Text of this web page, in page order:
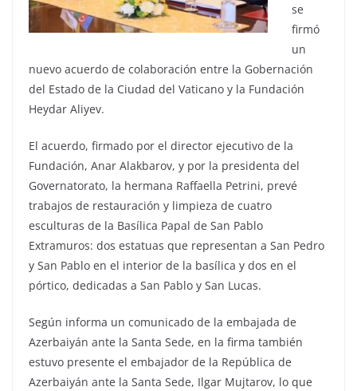
se
firmó
un
nuevo acuerdo de colaboración entre la Gobernación
del Estado de la Ciudad del Vaticano y la Fundación
Heydar Aliyev.
El acuerdo, firmado por el director ejecutivo de la
Fundación, Anar Alakbarov, y por la presidenta del
Governatorato, la hermana Raffaella Petrini, prevé
trabajos de restauración y limpieza de cuatro
esculturas de la Basílica Papal de San Pablo
Extramuros: dos estatuas que representan a San Pedro
y San Pablo en el interior de la basílica y dos en el
pórtico, dedicadas a San Pablo y San Lucas.
Según informa un comunicado de la embajada de
Azerbaiyán ante la Santa Sede, en la firma también
estuvo presente el embajador de la República de
Azerbaiyán ante la Santa Sede, Ilgar Mujtarov, lo que